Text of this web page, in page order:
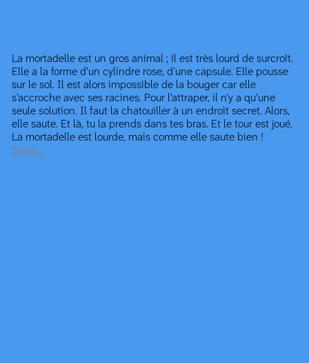
La mortadelle est un gros animal ; il est très lourd de surcroît.
Elle a la forme d’un cylindre rose, d’une capsule. Elle pousse
sur le sol. Il est alors impossible de la bouger car elle
s’accroche avec ses racines. Pour l’attraper, il n’y a qu’une
seule solution. Il faut la chatouiller à un endroit secret. Alors,
elle saute. Et là, tu la prends dans tes bras. Et le tour est joué.
La mortadelle est lourde, mais comme elle saute bien !
Suite…